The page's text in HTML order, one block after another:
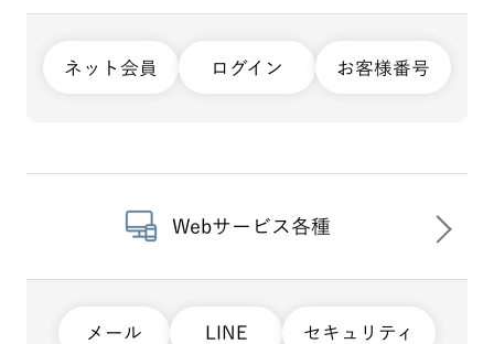
ネット会員 ログイン お客様番号
Webサービス各種
メール LINE セキュリティ